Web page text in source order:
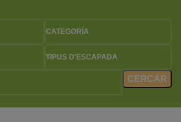
CATEGORÍA
TIPUS D'ESCAPADA
CERCAR